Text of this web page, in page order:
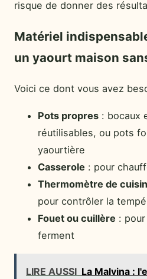
risque de donner des
Matériel
un yaourt maison
Voici ce dont vous avez
Pots propres : bocaux
réutilisables, ou pots
yaourtière
Casserole : pour
Thermomètre de
pour contrôler la
Fouet ou cuillère :
ferment
LIRE AUSSI La Malvina :